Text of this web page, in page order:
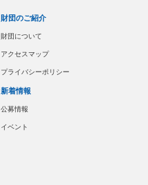
財団のご紹介
財団について
アクセスマップ
プライバシーポリシー
新着情報
公募情報
イベント